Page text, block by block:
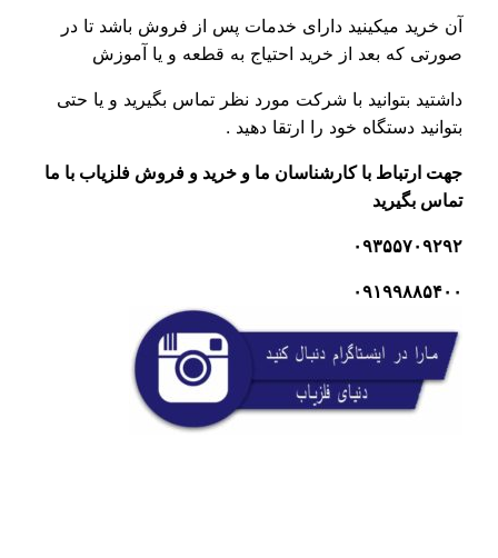
خرید میکینید دارای خدمات پس از فروش باشد تا در
که بعد از خرید احتیاج به قطعه و یا آموزش
بتوانید با شرکت مورد نظر تماس بگیرید و یا حتی
دستگاه خود را ارتقا دهید .
ارتباط با کارشناسان ما و خرید و فروش فلزیاب با ما
بگیرید